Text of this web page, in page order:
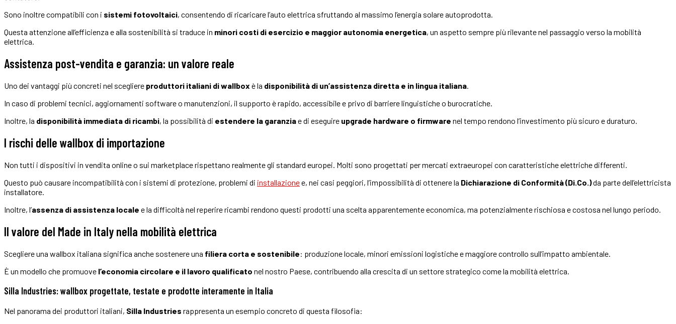
Sono inoltre compatibili con i sistemi fotovoltaici, consentendo di ricaricare l’auto elettrica sfruttando al massimo l’energia solare autoprodotta.
Questa attenzione all’efficienza e alla sostenibilità si traduce in minori costi di esercizio e maggior autonomia energetica, un aspetto sempre più rilevante nel passaggio verso la mobilità
elettrica.
Assistenza post-vendita e garanzia: un valore reale
Uno dei vantaggi più concreti nel scegliere produttori italiani di wallbox è la disponibilità di un’assistenza diretta e in lingua italiana.
In caso di problemi tecnici, aggiornamenti software o manutenzioni, il supporto è rapido, accessibile e privo di barriere linguistiche o burocratiche.
Inoltre, la disponibilità immediata di ricambi, la possibilità di estendere la garanziae di eseguire upgrade hardware o firmware nel tempo rendono l’investimento più sicuro e duraturo.
I rischi delle wallbox di importazione
Non tutti i dispositivi in vendita online o sui marketplace rispettano realmente gli standard europei. Molti sono progettati per mercati extraeuropei con caratteristiche elettriche differenti.
Questo può causare incompatibilità con i sistemi di protezione, problemi di installazionee, nei casi peggiori, l’impossibilità di ottenere la Dichiarazione di Conformità (Di.Co.)da parte dell’elettricista
installatore.
Inoltre, l’assenza di assistenza locale e la difficoltà nel reperire ricambi rendono questi prodotti una scelta apparentemente economica, ma potenzialmente rischiosa e costosa nel lungo periodo.
Il valore del Made in Italy nella mobilità elettrica
Scegliere una wallbox italiana significa anche sostenere una filiera corta e sostenibile: produzione locale, minori emissioni logistiche e maggiore controllo sull’impatto ambientale.
È un modello che promuove l’economia circolare e il lavoro qualificato nel nostro Paese, contribuendo alla crescita di un settore strategico come la mobilità elettrica.
Silla Industries: wallbox progettate, testate e prodotte interamente in Italia
Nel panorama dei produttori italiani, Silla Industries rappresenta un esempio concreto di questa filosofia: